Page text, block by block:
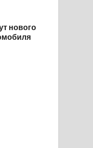
нового